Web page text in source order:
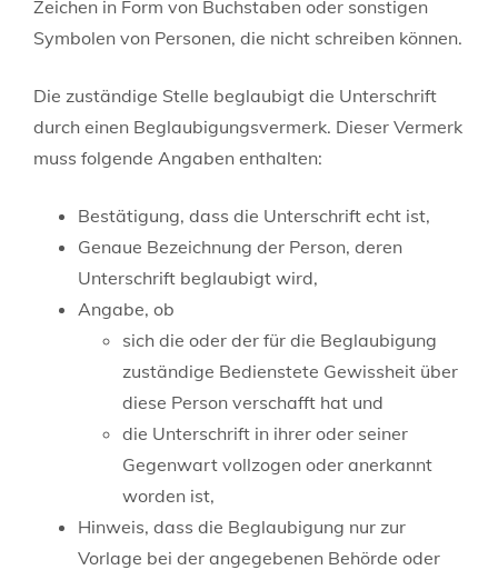
Zeichen in Form von Buchstaben oder sonstigen
Symbolen von Personen, die nicht schreiben können.
Die zuständige Stelle beglaubigt die Unterschrift
durch einen Beglaubigungsvermerk. Dieser Vermerk
muss folgende Angaben enthalten:
Bestätigung, dass die Unterschrift echt ist,
Genaue Bezeichnung der Person, deren
Unterschrift beglaubigt wird,
Angabe, ob
sich die oder der für die Beglaubigung
zuständige Bedienstete Gewissheit über
diese Person verschafft hat und
die Unterschrift in ihrer oder seiner
Gegenwart vollzogen oder anerkannt
worden ist,
Hinweis, dass die Beglaubigung nur zur
Vorlage bei der angegebenen Behörde oder